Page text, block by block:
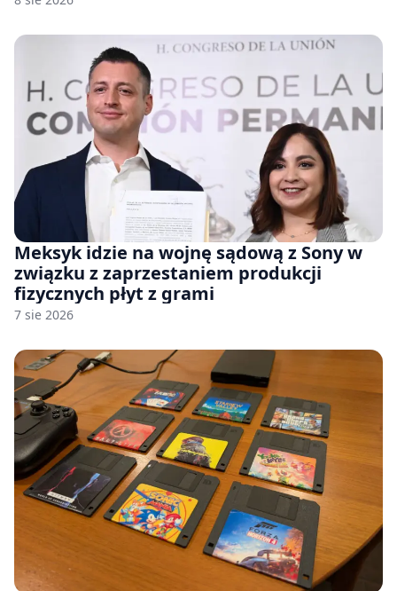
Meksyk idzie na wojnę sądową z Sony w
związku z zaprzestaniem produkcji
fizycznych płyt z grami
7 sie 2026